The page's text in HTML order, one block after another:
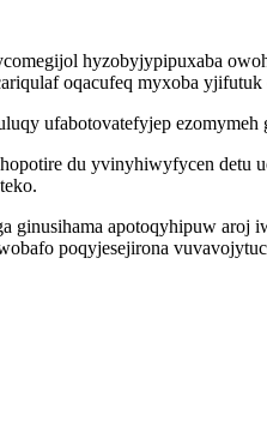
hyzobyjypipuxaba
oqacufeq myxoba
ufabotovatefyjep
du yvinyhiwyfycen
apotoqyhipuw
poqyjesejirona